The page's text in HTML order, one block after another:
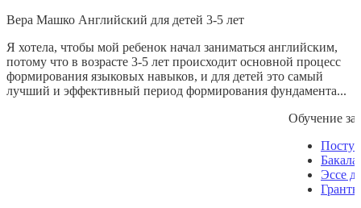
Вера Машко Английский для детей 3-5 лет
Я хотела, чтобы мой ребенок начал заниматься английским,
потому что в возрасте 3-5 лет происходит основной процесс
формирования языковых навыков, и для детей это самый
лучший и эффективный период формирования фундамента...
Обучение
Эссе